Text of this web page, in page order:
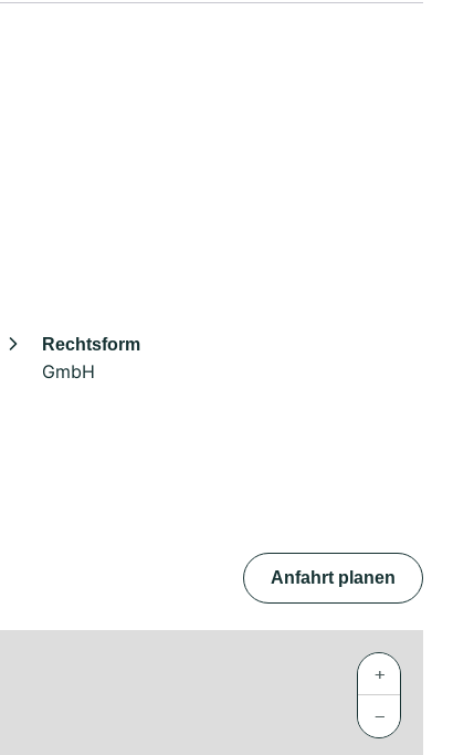
Rechtsform
GmbH
Anfahrt planen
+
−